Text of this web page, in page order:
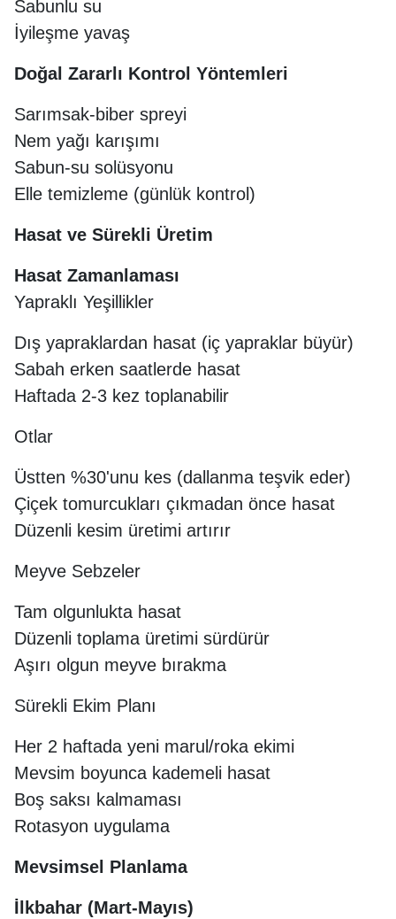
Sabunlu su
İyileşme yavaş
Doğal Zararlı Kontrol Yöntemleri
Sarımsak-biber spreyi
Nem yağı karışımı
Sabun-su solüsyonu
Elle temizleme (günlük kontrol)
Hasat ve Sürekli Üretim
Hasat Zamanlaması
Yapraklı Yeşillikler
Dış yapraklardan hasat (iç yapraklar büyür)
Sabah erken saatlerde hasat
Haftada 2-3 kez toplanabilir
Otlar
Üstten %30'unu kes (dallanma teşvik eder)
Çiçek tomurcukları çıkmadan önce hasat
Düzenli kesim üretimi artırır
Meyve Sebzeler
Tam olgunlukta hasat
Düzenli toplama üretimi sürdürür
Aşırı olgun meyve bırakma
Sürekli Ekim Planı
Her 2 haftada yeni marul/roka ekimi
Mevsim boyunca kademeli hasat
Boş saksı kalmaması
Rotasyon uygulama
Mevsimsel Planlama
İlkbahar (Mart-Mayıs)